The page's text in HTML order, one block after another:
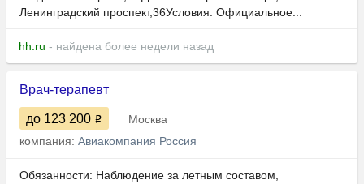
Ленинградский проспект,36Условия: Официальное...
hh.ru - найдена более недели назад
Врач-терапевт
до 123 200
Москва
компания: Авиакомпания Россия
Обязанности: Наблюдение за летным составом,